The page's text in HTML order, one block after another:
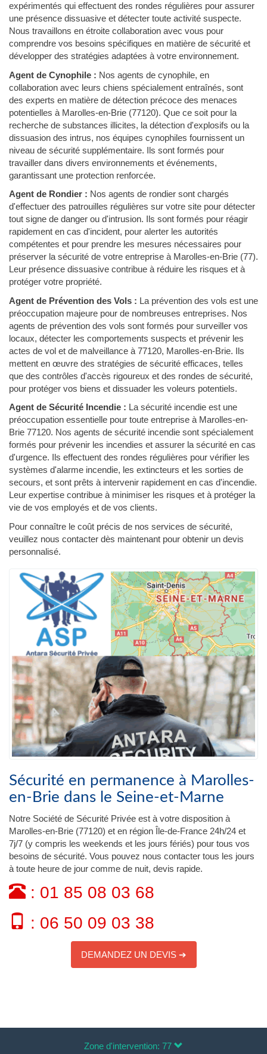
expérimentés qui effectuent des rondes régulières pour assurer
une présence dissuasive et détecter toute activité suspecte.
Nous travaillons en étroite collaboration avec vous pour
comprendre vos besoins spécifiques en matière de sécurité et
développer des stratégies adaptées à votre environnement.
Agent de Cynophile : Nos agents de cynophile, en
collaboration avec leurs chiens spécialement entraînés, sont
des experts en matière de détection précoce des menaces
potentielles à Marolles-en-Brie (77120). Que ce soit pour la
recherche de substances illicites, la détection d'explosifs ou la
dissuasion des intrus, nos équipes cynophiles fournissent un
niveau de sécurité supplémentaire. Ils sont formés pour
travailler dans divers environnements et événements,
garantissant une protection renforcée.
Agent de Rondier : Nos agents de rondier sont chargés
d'effectuer des patrouilles régulières sur votre site pour détecter
tout signe de danger ou d'intrusion. Ils sont formés pour réagir
rapidement en cas d'incident, pour alerter les autorités
compétentes et pour prendre les mesures nécessaires pour
préserver la sécurité de votre entreprise à Marolles-en-Brie (77).
Leur présence dissuasive contribue à réduire les risques et à
protéger votre propriété.
Agent de Prévention des Vols : La prévention des vols est une
préoccupation majeure pour de nombreuses entreprises. Nos
agents de prévention des vols sont formés pour surveiller vos
locaux, détecter les comportements suspects et prévenir les
actes de vol et de malveillance à 77120, Marolles-en-Brie. Ils
mettent en œuvre des stratégies de sécurité efficaces, telles
que des contrôles d'accès rigoureux et des rondes de sécurité,
pour protéger vos biens et dissuader les voleurs potentiels.
Agent de Sécurité Incendie : La sécurité incendie est une
préoccupation essentielle pour toute entreprise à Marolles-en-
Brie 77120. Nos agents de sécurité incendie sont spécialement
formés pour prévenir les incendies et assurer la sécurité en cas
d'urgence. Ils effectuent des rondes régulières pour vérifier les
systèmes d'alarme incendie, les extincteurs et les sorties de
secours, et sont prêts à intervenir rapidement en cas d'incendie.
Leur expertise contribue à minimiser les risques et à protéger la
vie de vos employés et de vos clients.
Pour connaître le coût précis de nos services de sécurité,
veuillez nous contacter dès maintenant pour obtenir un devis
personnalisé.
Sécurité en permanence à Marolles-
en-Brie dans le Seine-et-Marne
Notre Société de Sécurité Privée est à votre disposition à
Marolles-en-Brie (77120) et en région Île-de-France 24h/24 et
7j/7 (y compris les weekends et les jours fériés) pour tous vos
besoins de sécurité. Vous pouvez nous contacter tous les jours
à toute heure de jour comme de nuit, devis rapide.
: 01 85 08 03 68
: 06 50 09 03 38
DEMANDEZ UN DEVIS ➔
Zone d'intervention: 77